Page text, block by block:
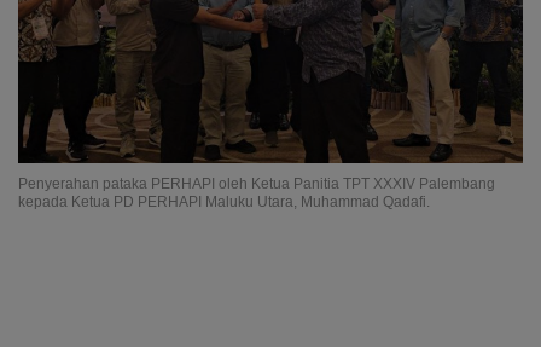
Penyerahan pataka PERHAPI oleh Ketua Panitia TPT XXXIV Palembang
kepada Ketua PD PERHAPI Maluku Utara, Muhammad Qadafi.